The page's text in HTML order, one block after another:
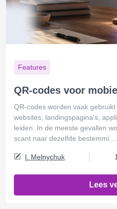
Features
QR-codes voor
QR-codes worden vaak
websites, landingspagina's,
leiden. In de meeste gevallen
scant naar dezelfde bestemmi ...
I. Melnychuk
Lees